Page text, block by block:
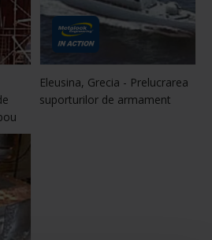
Eleusina, Grecia - Prelucrarea
suporturilor de armament